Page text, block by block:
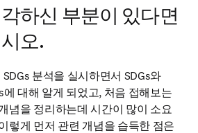
하신 부분이 있다면
오.
분석을 실시하면서 SDGs와
에 대해 알게 되었고, 처음 접해보는
념을 정리하는데 시간이 많이 소요
렇게 먼저 관련 개념을 습득한 점은